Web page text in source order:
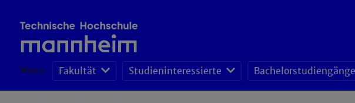
Home Fakultät Studieninteressierte Bachelorstudiengänge